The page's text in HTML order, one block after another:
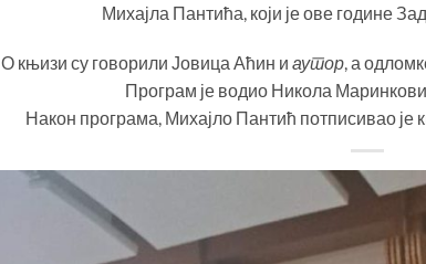
Михајла Пантића, који је ове године
О књизи су говорили Јовица Аћин и аутор, а
Програм је водио Никола
Након програма, Михајло Пантић потписивао